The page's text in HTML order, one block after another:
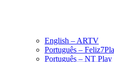
English – ARTV
Português –
Português – NT Play